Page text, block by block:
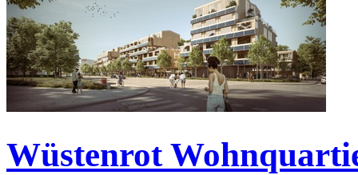
Wüstenrot